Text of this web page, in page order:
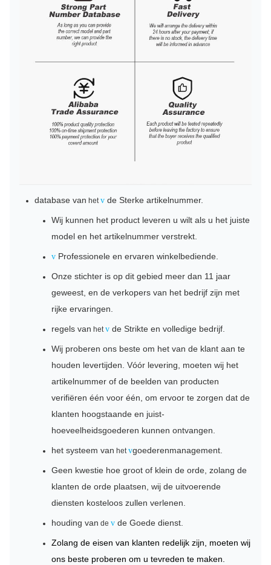
database van hetv de Sterke artikelnummer.
Wij kunnen het product leveren u wilt als u het juiste
model en het artikelnummer verstrekt.
v Professionele en ervaren winkelbediende.
Onze stichter is op dit gebied meer dan 11 jaar
geweest, en de verkopers van het bedrijf zijn met
rijke ervaringen.
regels van hetv de Strikte en volledige bedrijf.
Wij proberen ons beste om het van de klant aan te
houden levertijden. Vóór levering, moeten wij het
artikelnummer of de beelden van producten
verifiëren één voor één, om ervoor te zorgen dat de
klanten hoogstaande en juist-
hoeveelheidsgoederen kunnen ontvangen.
het systeem van hetvgoederenmanagement.
Geen kwestie hoe groot of klein de orde, zolang de
klanten de orde plaatsen, wij de uitvoerende
diensten kosteloos zullen verlenen
houding van de v de Goede dienst.
Zolang de eisen van klanten redelijk zijn, moeten wij
ons beste proberen om u tevreden te maken.